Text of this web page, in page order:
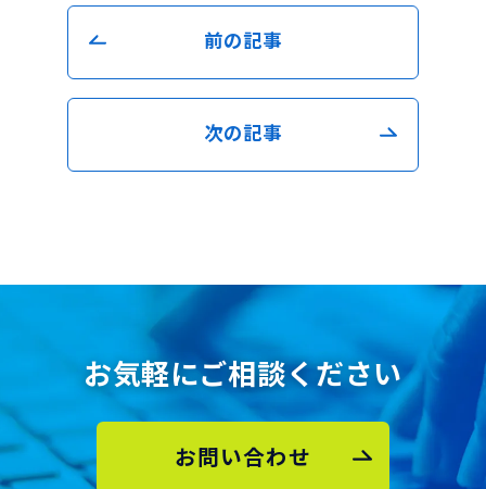
前の記事
次の記事
お気軽にご相談ください
お問い合わせ